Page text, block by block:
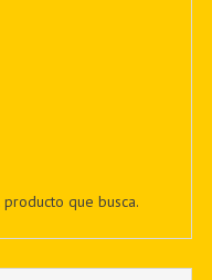
que busca.